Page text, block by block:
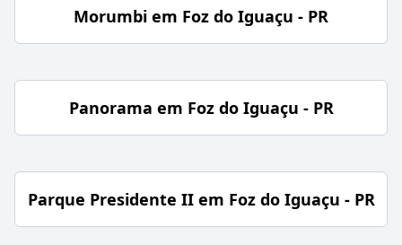
Morumbi em Foz do Iguaçu - PR
Panorama em Foz do Iguaçu - PR
Parque Presidente II em Foz do Iguaçu - PR